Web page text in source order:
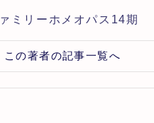
ミリーホメオパス14期
この著者の記事一覧へ